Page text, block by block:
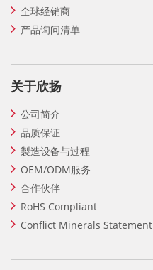
全球经销商
产品询问清单
关于欣扬
公司简介
品质保证
製造设备与过程
OEM/ODM服务
合作伙伴
RoHS Compliant
Conflict Minerals Statement